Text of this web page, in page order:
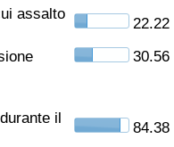
assalto
22.22
30.56
il
84.38